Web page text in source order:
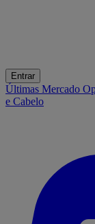
Entrar
Últimas Mercado
e Cabelo